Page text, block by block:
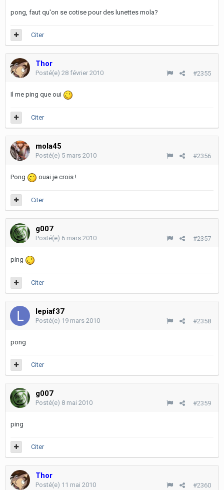
pong, faut qu'on se cotise pour des lunettes mola?
Citer
Thor
#2355
Posté(e) 28 février 2010
Il me ping que oui
Citer
mola45
#2356
Posté(e) 5 mars 2010
Pong ouai je crois !
Citer
g007
#2357
Posté(e) 6 mars 2010
ping
Citer
lepiaf37
#2358
Posté(e) 19 mars 2010
pong
Citer
g007
#2359
Posté(e) 8 mai 2010
ping
Citer
Thor
#2360
Posté(e) 11 mai 2010